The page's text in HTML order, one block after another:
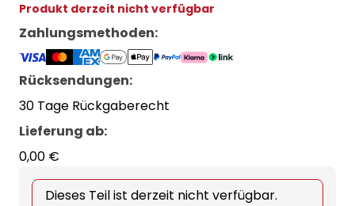
Produkt derzeit nicht verfügbar
Zahlungsmethoden:
Rücksendungen:
30 Tage Rückgaberecht
Lieferung ab:
0,00 €
Dieses Teil ist derzeit nicht verfügbar.